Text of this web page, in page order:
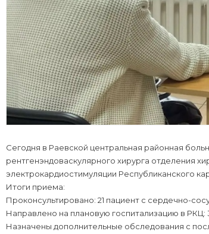
Сегодня в Раевской центральная районная
рентгенэндоваскулярного хирурга отделения
электрокардиостимуляции Республиканского
Итоги приема:
Проконсультировано: 21 пациент с сердечно-
Направлено на плановую госпитализацию в РКЦ:
Назначены дополнительные обследования с